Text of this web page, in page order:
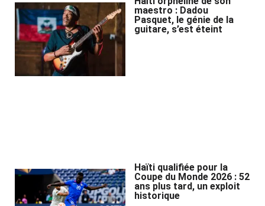
maestro : Dadou
Pasquet, le génie de la
guitare, s’est éteint
Haïti qualifiée pour la
Coupe du Monde 2026 : 52
ans plus tard, un exploit
historique